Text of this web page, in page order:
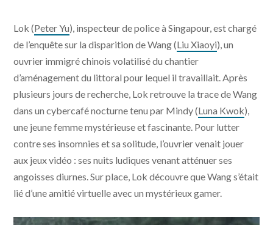
Lok (Peter Yu), inspecteur de police à Singapour, est chargé
de l’enquête sur la disparition de Wang (Liu Xiaoyi), un
ouvrier immigré chinois volatilisé du chantier
d’aménagement du littoral pour lequel il travaillait. Après
plusieurs jours de recherche, Lok retrouve la trace de Wang
dans un cybercafé nocturne tenu par Mindy (Luna Kwok),
une jeune femme mystérieuse et fascinante. Pour lutter
contre ses insomnies et sa solitude, l’ouvrier venait jouer
aux jeux vidéo : ses nuits ludiques venant atténuer ses
angoisses diurnes. Sur place, Lok découvre que Wang s’était
lié d’une amitié virtuelle avec un mystérieux gamer.